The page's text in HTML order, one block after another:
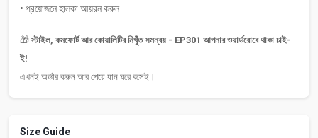
• প্রয়োজনে হালকা আয়রন করুন
🎁স্টাইল, কমফোর্ট আর কোয়ালিটির নিখুঁত সমন্বয় - EP301 আপনার ওয়ার্ডরোবে থাকা চাই-
ই!
এখনই অর্ডার করুন আর পেয়ে যান ঘরে বসেই।
Size Guide